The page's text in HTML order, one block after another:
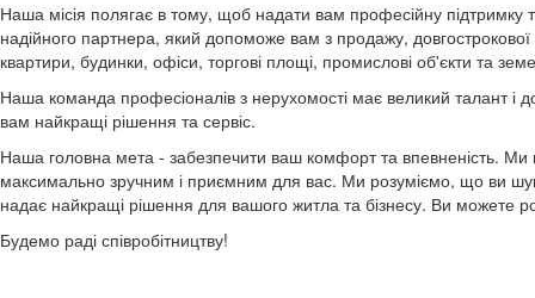
Наша місія полягає в тому, щоб надати вам професійну підтримку
надійного партнера, який допоможе вам з продажу,
квартири, будинки, офіси, торгові площі, промислові об'єкти та
Наша команда професіоналів з нерухомості має великий талант і
вам найкращі рішення та сервіс.
Наша головна мета - забезпечити ваш комфорт та впевненість.
максимально зручним і приємним для вас. Ми розуміємо, що ви
надає найкращі рішення для вашого житла та бізнесу. Ви можете
Будемо раді співробітництву!